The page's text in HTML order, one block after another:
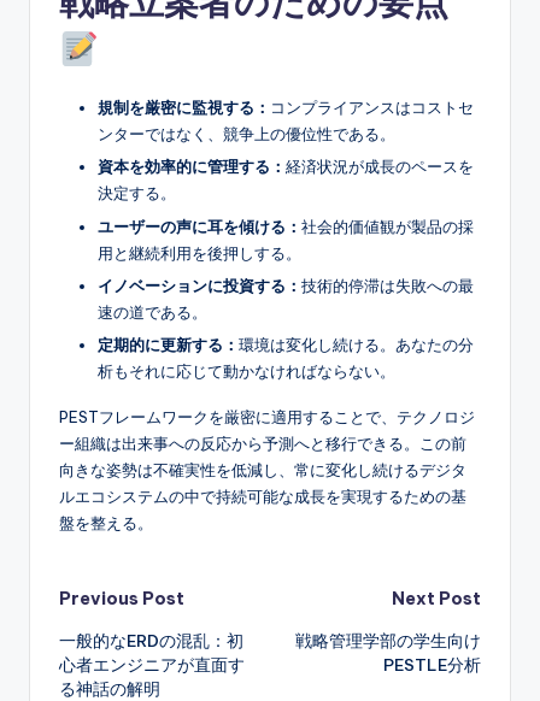
規制を厳密に監視する： コンプライアンスはコストセ
ンターではなく、競争上の優位性である。
資本を効率的に管理する： 経済状況が成長のペースを
決定する。
ユーザーの声に耳を傾ける： 社会的価値観が製品の採
用と継続利用を後押しする。
イノベーションに投資する： 技術的停滞は失敗への最
速の道である。
定期的に更新する： 環境は変化し続ける。あなたの分
析もそれに応じて動かなければならない。
PESTフレームワークを厳密に適用することで、テクノロジ
ー組織は出来事への反応から予測へと移行できる。この前
向きな姿勢は不確実性を低減し、常に変化し続けるデジタ
ルエコシステムの中で持続可能な成長を実現するための基
盤を整える。
Post
navigation
Previous Post
一般的なERDの混乱：初
心者エンジニアが直面す
る神話の解明
Next Post
戦略管理学部の学生向け
PESTLE分析